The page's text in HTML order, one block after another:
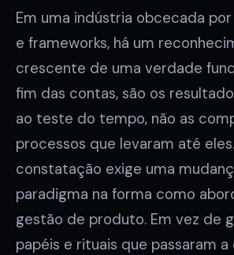
Em uma indústria obcecada
e frameworks, há um
crescente de uma verdade
fim das contas, são os
ao teste do tempo, não as
processos que levaram até
constatação exige uma
paradigma na forma como
gestão de produto. Em vez de
papéis e rituais que passaram